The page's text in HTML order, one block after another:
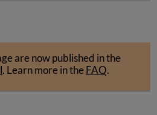
are now published in the
. Learn more in theFAQ.